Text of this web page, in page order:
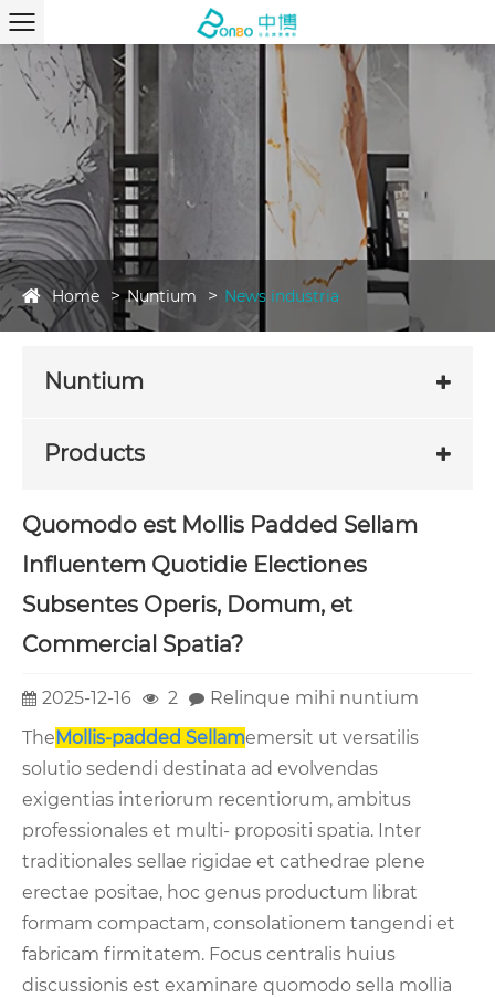
Home Nuntium News industria
Nuntium
Products
Quomodo est Mollis Padded Sellam
Influentem Quotidie Electiones
Subsentes Operis, Domum, et
Commercial Spatia?
2025-12-16 2
Relinque mihi nuntium
TheMollis-padded Sellamemersit ut versatilis
solutio sedendi destinata ad evolvendas
exigentias interiorum recentiorum, ambitus
professionales et multi- propositi spatia. Inter
traditionales sellae rigidae et cathedrae plene
erectae positae, hoc genus productum librat
formam compactam, consolationem tangendi et
fabricam firmitatem. Focus centralis huius
discussionis est examinare quomodo sella mollia